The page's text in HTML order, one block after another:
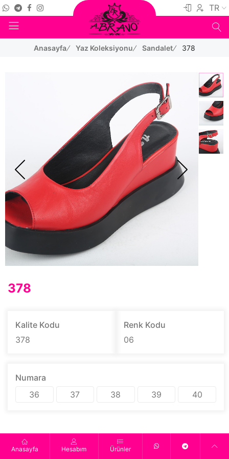
TR
Anasayfa Yaz Koleksiyonu Sandalet 378
378
Kalite Kodu
378
Renk Kodu
06
Numara
36
37 38 39 40
Anasayfa Hesabım Ürünler